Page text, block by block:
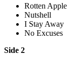
Rotten Apple
Nutshell
I Stay Away
No Excuses
Side 2